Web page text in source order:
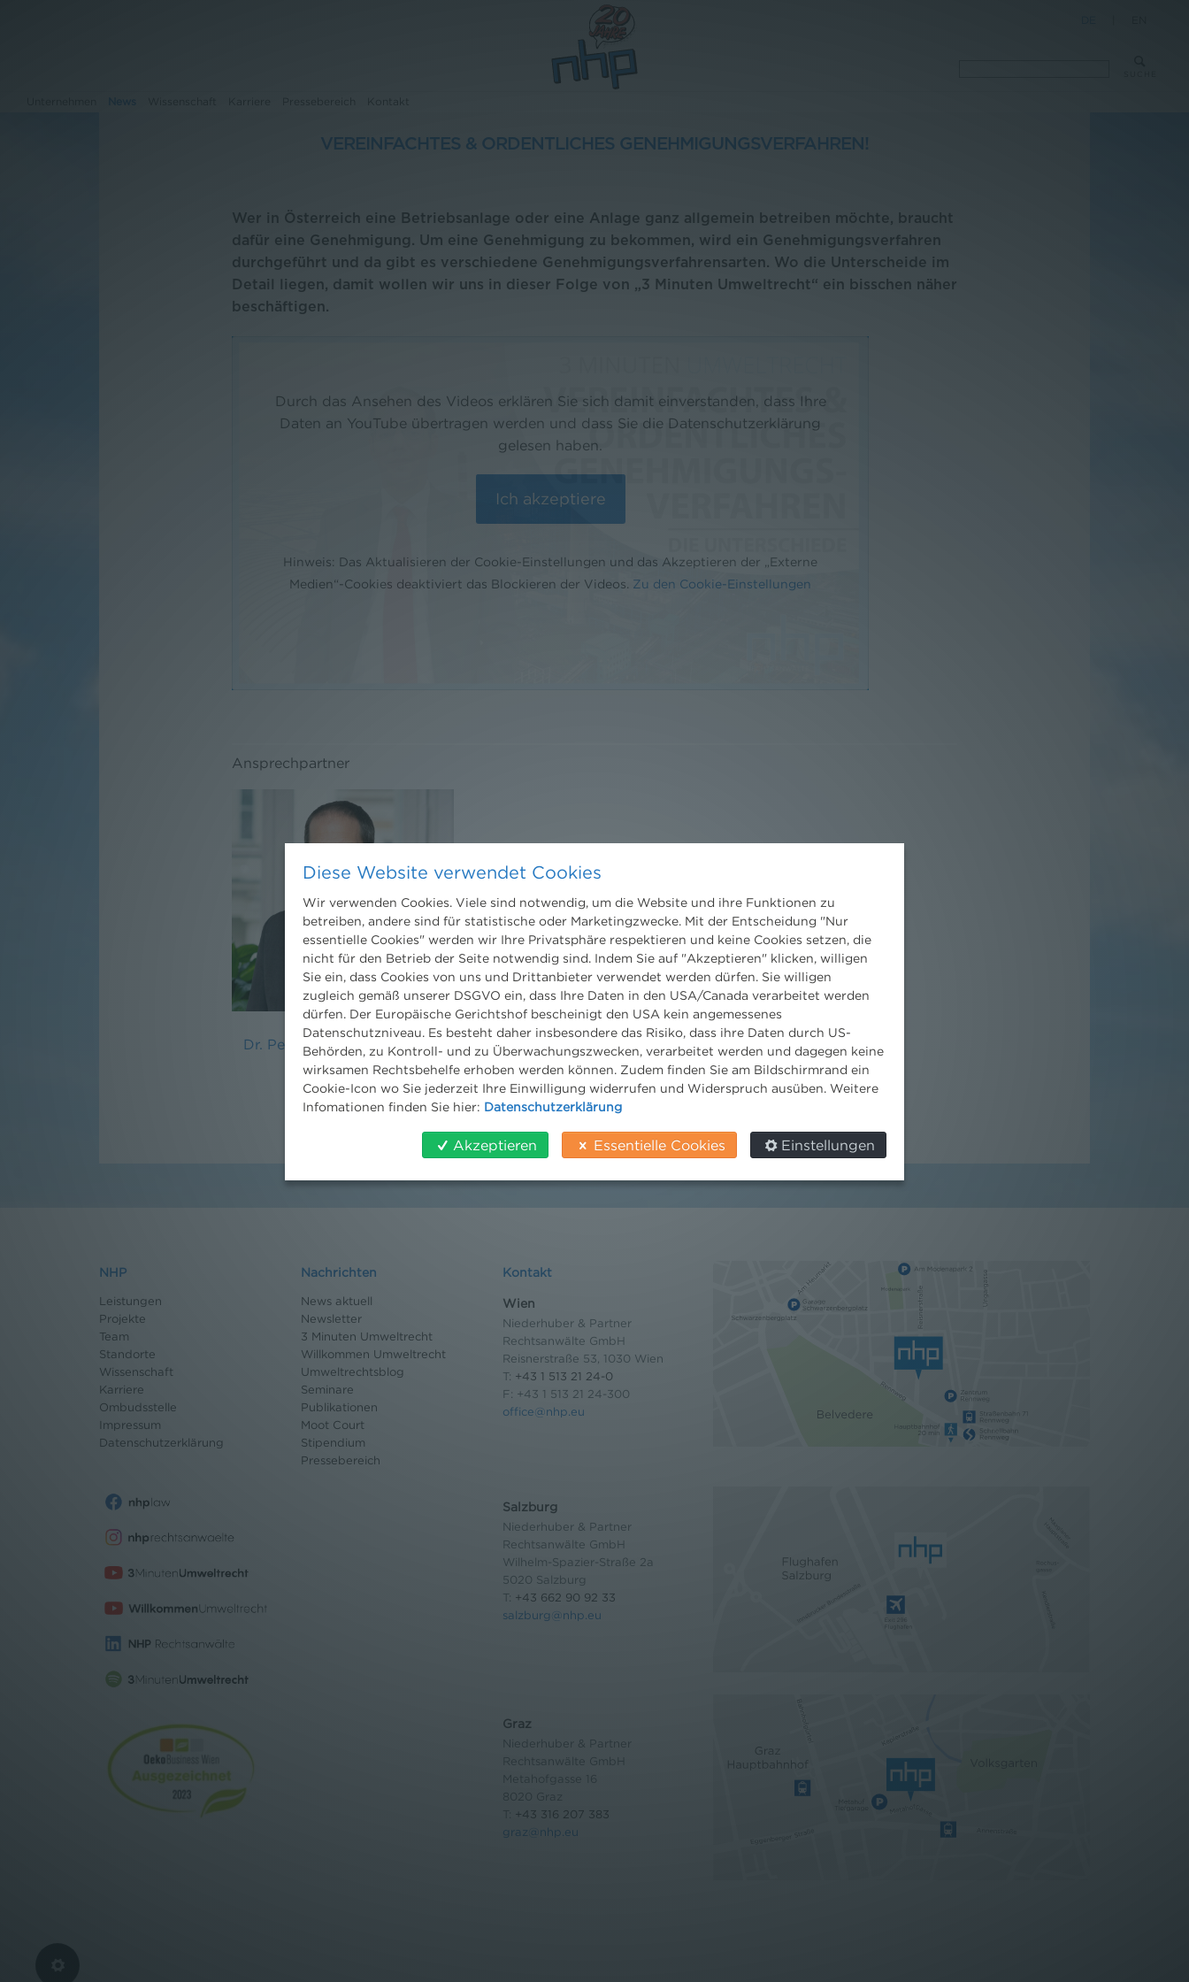
VEREINFACHTES & ORDENTLICHES GENEHMIGUNGSVERFAHREN!
Wer in Österreich eine Betriebsanlage oder eine Anlage ganz allgemein betreiben möchte, braucht
dafür eine Genehmigung. Um eine Genehmigung zu bekommen, wird ein Genehmigungsverfahren
durchgeführt und da gibt es verschiedene Genehmigungsverfahrensarten. Wo die Unterscheide im
Detail liegen, damit wollen wir uns in dieser Folge von „3 Minuten Umweltrecht“ ein bisschen näher
beschäftigen.
Durch das Ansehen des Videos erklären Sie sich damit einverstanden, dass Ihre
Daten an YouTube übertragen werden und dass Sie die Datenschutzerklärung
gelesen haben.
Hinweis: Das Aktualisieren der Cookie-Einstellungen und das Akzeptieren der „Externe
Medien“-Cookies deaktiviert das Blockieren der Videos. Zu den Cookie-Einstellungen
Ansprechpartner
Dr. Peter Sander, LL.M./MBA
Partner
NHP
Leistungen
Projekte
Team
Standorte
Wissenschaft
Karriere
Ombudsstelle
Impressum
Datenschutzerklärung
Nachrichten
News aktuell
Newsletter
3 Minuten Umweltrecht
Willkommen Umweltrecht
Umweltrechtsblog
Seminare
Publikationen
Moot Court
Stipendium
Pressebereich
Kontakt
Wien
Niederhuber & Partner
Rechtsanwälte GmbH
Reisnerstraße 53, 1030 Wien
T: +43 1 513 21 24-0
F: +43 1 513 21 24-300
office@nhp.eu
Salzburg
Niederhuber & Partner
Rechtsanwälte GmbH
Wilhelm-Spazier-Straße 2a
5020 Salzburg
T: +43 662 90 92 33
salzburg@nhp.eu
Graz
Niederhuber & Partner
Rechtsanwälte GmbH
Metahofgasse 16
8020 Graz
+43 316 207 383
graz@nhp.eu
Diese Website verwendet Cookies
Wir verwenden Cookies. Viele sind notwendig, um die Website und ihre Funktionen zu
betreiben, andere sind für statistische oder Marketingzwecke. Mit der Entscheidung "Nur
essentielle Cookies" werden wir Ihre Privatsphäre respektieren und keine Cookies setzen, die
nicht für den Betrieb der Seite notwendig sind. Indem Sie auf "Akzeptieren" klicken, willigen
Sie ein, dass Cookies von uns und Drittanbieter verwendet werden dürfen. Sie willigen
zugleich gemäß unserer DSGVO ein, dass Ihre Daten in den USA/Canada verarbeitet werden
dürfen. Der Europäische Gerichtshof bescheinigt den USA kein angemessenes
Datenschutzniveau. Es besteht daher insbesondere das Risiko, dass ihre Daten durch US-
Behörden, zu Kontroll- und zu Überwachungszwecken, verarbeitet werden und dagegen keine
wirksamen Rechtsbehelfe erhoben werden können. Zudem finden Sie am Bildschirmrand ein
Cookie-Icon wo Sie jederzeit Ihre Einwilligung widerrufen und Widerspruch ausüben. Weitere
Infomationen finden Sie hier: Datenschutzerklärung
Akzeptieren Essentielle Cookies Einstellungen